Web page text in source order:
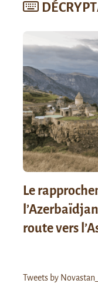
Le
route vers
Tweets by